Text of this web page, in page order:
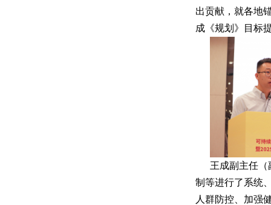
出贡献，就各地
成《规划》目标
王成副主任
制等进行了系统
人群防控、加强